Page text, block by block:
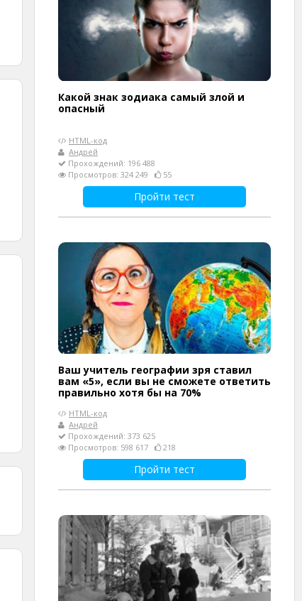
Какой знак зодиака самый злой и
опасный
HTML-код
Андрей
Прохождений: 196 488
Просмотров: 324 249
55
Пройти тест
Ваш учитель географии зря ставил
вам «5», если вы не сможете ответить
правильно хотя бы на 70%
HTML-код
Андрей
Прохождений: 373 625
Просмотров: 598 617
218
Пройти тест